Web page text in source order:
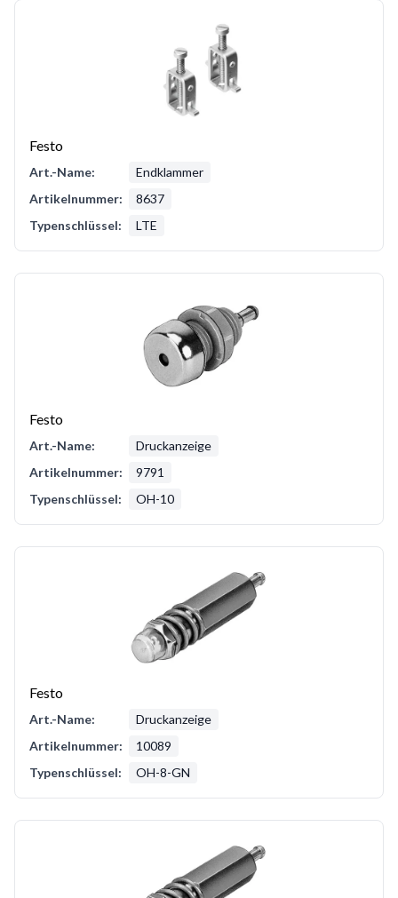
Festo
Art.-Name:
Endklammer
Artikelnummer:
8637
Typenschlüssel:
LTE
Festo
Art.-Name:
Druckanzeige
Artikelnummer:
9791
Typenschlüssel:
OH-10
Festo
Art.-Name:
Druckanzeige
Artikelnummer:
10089
Typenschlüssel:
OH-8-GN